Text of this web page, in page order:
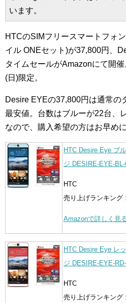
います。
HTCのSIMフリースマートフォ
イル ONEセット)が37,800円、
タイムセールがAmazonにて開
(日)限定。
Desire EYEの37,800円は通常の
最安値。台数はブルーが22台、
なので、購入希望の方はお早めに
HTC Desire Eye ブ
ジ DESIRE-EYE-BL-
HTC
売り上げランキング
Amazonで詳しく見
HTC Desire Eye レ
ジ DESIRE-EYE-
HTC
売り上げランキング